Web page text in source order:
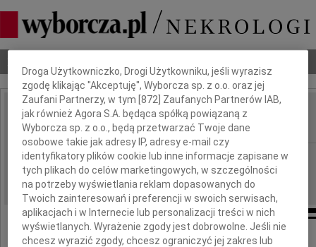
IMIĘ I NAZWISKO: Jolanta Małkowska
REGION: Gdańsk
DATA EMISJI: 10.06.2026
Dbamy o Twoją prywatność
Droga Użytkowniczko, Drogi Użytkowniku, jeśli wyrazisz
zgodę klikając "Akceptuję", Wyborcza sp. z o.o. oraz jej
Zaufani Partnerzy, w tym [872] Zaufanych Partnerów IAB,
jak również Agora S.A. będąca spółką powiązaną z
Wyborcza sp. z o.o., będą przetwarzać Twoje dane
osobowe takie jak adresy IP, adresy e-mail czy
identyfikatory plików cookie lub inne informacje zapisane w
tych plikach do celów marketingowych, w szczególności
na potrzeby wyświetlania reklam dopasowanych do
Twoich zainteresowań i preferencji w swoich serwisach,
aplikacjach i w Internecie lub personalizacji treści w nich
wyświetlanych. Wyrażenie zgody jest dobrowolne. Jeśli nie
chcesz wyrazić zgody, chcesz ograniczyć jej zakres lub